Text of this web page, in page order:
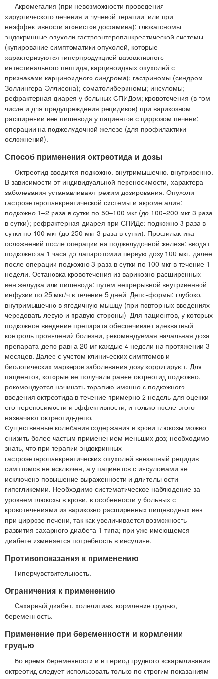
Акромегалия (при невозможности проведения
хирургического лечения и лучевой терапии, или при
неэффективности агонистов дофамина); глюкагономы;
эндокринные опухоли гастроэнтеропанкреатической системы
(купирование симптоматики опухолей, которые
характеризуются гиперпродукцией вазоактивного
интестинального пептида, карциноидных опухолей с
признаками карциноидного синдрома); гастриномы (синдром
Золлингера-Эллисона); соматолибериномы; инсуломы;
рефрактерная диарея у больных СПИДом; кровотечения (в том
числе и для предупреждения рецидивов) при варикозном
расширении вен пищевода у пациентов с циррозом печени;
операции на поджелудочной железе (для профилактики
осложнений).
Способ применения октреотида и дозы
Октреотид вводится подкожно, внутримышечно, внутривенно.
В зависимости от индивидуальной переносимости, характера
заболевания устанавливают режим дозирования. Опухоли
гастроэнтеропанкреатической системы и акромегалия:
подкожно 1–2 раза в сутки по 50–100 мкг (до 100–200 мкг 3 раза
в сутки); рефрактерная диарея при СПИДе: подкожно 3 раза в
сутки по 100 мкг (до 250 мкг 3 раза в сутки). Профилактика
осложнений после операции на поджелудочной железе: вводят
подкожно за 1 часа до лапаротомии первую дозу 100 мкг, далее
после операции подкожно 3 раза в сутки по 100 мкг в течение 1
недели. Остановка кровотечения из варикозно расширенных
вен желудка или пищевода: путем непрерывной внутривенной
инфузии по 25 мкг/ч в течение 5 дней. Депо-формы: глубоко,
внутримышечно в ягодичную мышцу (при повторных введениях
чередовать левую и правую стороны). Для пациентов, у которых
подкожное введение препарата обеспечивает адекватный
контроль проявлений болезни, рекомендуемая начальная доза
препарата-депо равна 20 мг каждые 4 недели на протяжении 3
месяцев. Далее с учетом клинических симптомов и
биологических маркеров заболевания дозу корригируют. Для
пациентов, которые не получали ранее октреотид подкожно,
рекомендуется начинать терапию именно с подкожного
введения октреотида в течение примерно 2 недель для оценки
его переносимости и эффективности, и только после этого
назначают октреотид-депо.
Существенные колебания содержания в крови глюкозы можно
снизить более частым применением меньших доз; необходимо
знать, что при терапии эндокринных
гастроэнтеропанкреатических опухолей внезапный рецидив
симптомов не исключен, а у пациентов с инсуломами не
исключено повышение выраженности и длительности
гипогликемии. Необходимо систематическое наблюдение за
уровнем глюкозы в крови, в особенности у больных с
кровотечениями из варикозно расширенных пищеводных вен
при циррозе печени, так как увеличивается возможность
развития сахарного диабета 1 типа; при уже имеющемся
диабете изменяется потребность в инсулине.
Противопоказания к применению
Гиперчувствительность.
Ограничения к применению
Сахарный диабет, холелитиаз, кормление грудью,
беременность.
Применение при беременности и кормлении
грудью
Во время беременности и в период грудного вскармливания
октреотид следует использовать только по строгим показаниям